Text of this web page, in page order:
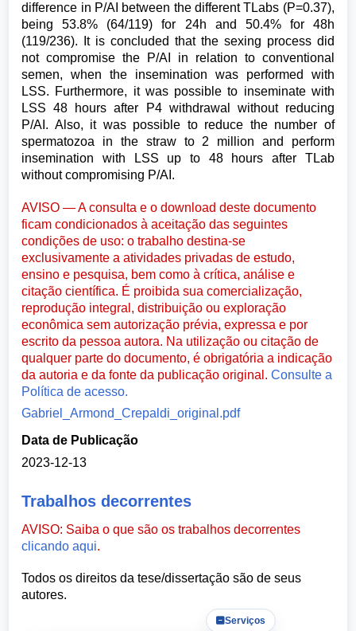
difference in P/AI between the different TLabs (P=0.37),
being 53.8% (64/119) for 24h and 50.4% for 48h
(119/236). It is concluded that the sexing process did
not compromise the P/AI in relation to conventional
semen, when the insemination was performed with
LSS. Furthermore, it was possible to inseminate with
LSS 48 hours after P4 withdrawal without reducing
P/AI. Also, it was possible to reduce the number of
spermatozoa in the straw to 2 million and perform
insemination with LSS up to 48 hours after TLab
without compromising P/AI.
AVISO — A consulta e o download deste documento
ficam condicionados à aceitação das seguintes
condições de uso: o trabalho destina-se
exclusivamente a atividades privadas de estudo,
ensino e pesquisa, bem como à crítica, análise e
citação científica. É proibida sua comercialização,
reprodução integral, distribuição ou exploração
econômica sem autorização prévia, expressa e por
escrito da pessoa autora. Na utilização ou citação de
qualquer parte do documento, é obrigatória a indicação
da autoria e da fonte da publicação original.Consulte a
Política de acesso.
Gabriel_Armond_Crepaldi_original.pdf
Data de Publicação
2023-12-13
Trabalhos decorrentes
AVISO: Saiba o que são os trabalhos decorrentes
clicando aqui.
Todos os direitos da tese/dissertação são de seus
autores.
Serviços